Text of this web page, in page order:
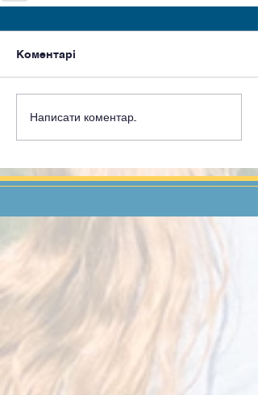
Коментарі
Написати коментар...